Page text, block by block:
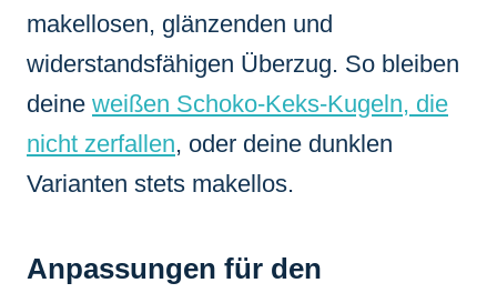
makellosen, glänzenden und
widerstandsfähigen Überzug. So bleiben
deine weißen Schoko-Keks-Kugeln, die
nicht zerfallen, oder deine dunklen
Varianten stets makellos.
Anpassungen für den